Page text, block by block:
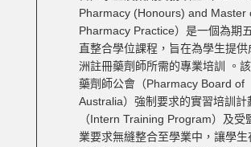
Pharmacy (Honours) and Master
Pharmacy Practice）是一個為期
直整合學位課程，旨在為學生提供
洲註冊藥劑師所需的專業培訓 。
藥劑師公會（Pharmacy Board of
Australia）強制要求的實習培訓計
（Intern Training Program）及受
業要求無縫整合至學業中，讓學生